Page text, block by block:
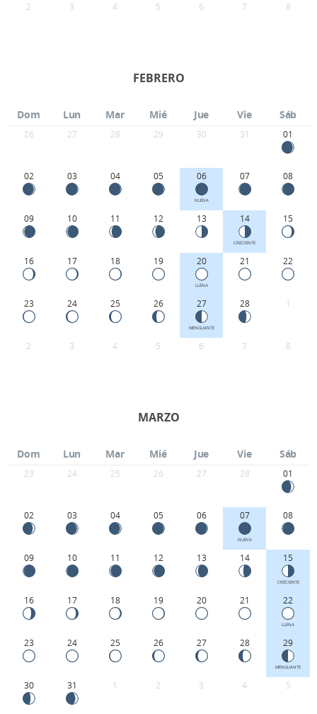
2 3 4 5 6 7 8
FEBRERO
Dom Lun Mar Mié Jue Vie Sáb
26 27 28 29 30 31 01
02 03 04 05 06
NUEVA
07 08
09 10 11 12 13 14
CRECIENTE
15
16 17 18 19 20
LLENA
21 22
23 24 25 26 27
MENGUANTE
28 1
2 3 4 5 6 7 8
MARZO
Dom Lun Mar Mié Jue Vie Sáb
23 24 25 26 27 28 01
02 03 04 05 06 07
NUEVA
08
09 10 11 12 13 14 15
CRECIENTE
16 17 18 19 20 21 22
LLENA
23 24 25 26 27 28 29
MENGUANTE
30 31 1 2 3 4 5